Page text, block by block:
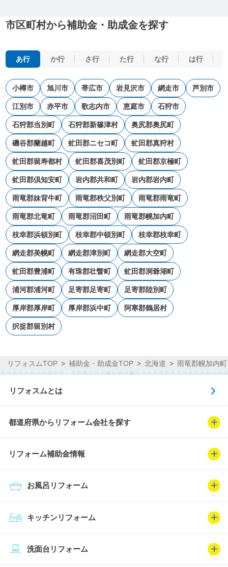
市区町村から補助金・助成金を探す
あ行 か行 さ行 た行 な行 は行
小樽市 旭川市 帯広市 岩見沢市 網走市 芦別市
江別市 赤平市 歌志内市 恵庭市 石狩市
石狩郡当別町 石狩郡新篠津村 奥尻郡奥尻町
磯谷郡蘭越町 虻田郡ニセコ町 虻田郡真狩村
虻田郡留寿都村 虻田郡喜茂別町 虻田郡京極町
虻田郡倶知安町 岩内郡共和町 岩内郡岩内町
雨竜郡妹背牛町 雨竜郡秩父別町 雨竜郡雨竜町
雨竜郡北竜町 雨竜郡沼田町 雨竜郡幌加内町
枝幸郡浜頓別町 枝幸郡中頓別町 枝幸郡枝幸町
網走郡美幌町 網走郡津別町 網走郡大空町
虻田郡豊浦町 有珠郡壮瞥町 虻田郡洞爺湖町
浦河郡浦河町 足寄郡足寄町 足寄郡陸別町
厚岸郡厚岸町 厚岸郡浜中町 阿寒郡鶴居村
択捉郡留別村
リフォスムTOP 補助金・助成金TOP 北海道 雨竜郡幌加内町
リフォスムとは
都道府県からリフォーム会社を探す
リフォーム補助金情報
キッチンリフォーム
お風呂リフォーム
洗面台リフォーム